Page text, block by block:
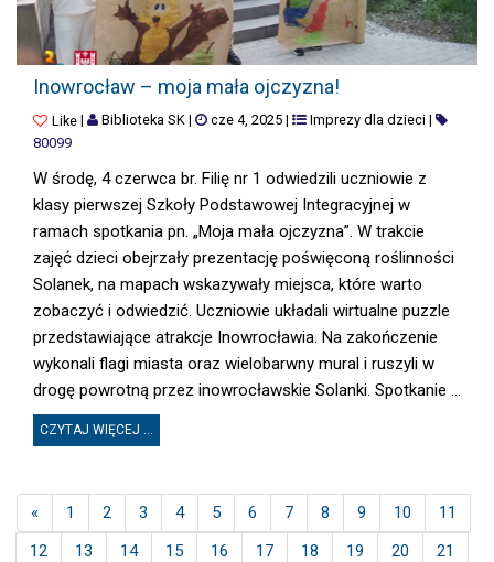
Inowrocław – moja mała ojczyzna!
Like| Biblioteka SK| cze 4, 2025| Imprezy dla dzieci|
80099
W środę, 4 czerwca br. Filię nr 1 odwiedzili uczniowie z
klasy pierwszej Szkoły Podstawowej Integracyjnej w
ramach spotkania pn. „Moja mała ojczyzna”. W trakcie
zajęć dzieci obejrzały prezentację poświęconą roślinności
Solanek, na mapach wskazywały miejsca, które warto
zobaczyć i odwiedzić. Uczniowie układali wirtualne puzzle
przedstawiające atrakcje Inowrocławia. Na zakończenie
wykonali flagi miasta oraz wielobarwny mural i ruszyli w
drogę powrotną przez inowrocławskie Solanki. Spotkanie ...
INOWROCŁAW – MOJA MAŁA OJCZYZNA!
CZYTAJ WIĘCEJ ...
Posts
navigation
« 1 2 3 4 5 6 7 8 9 10
11
12
13 14 15 16 17 18 19 20
21